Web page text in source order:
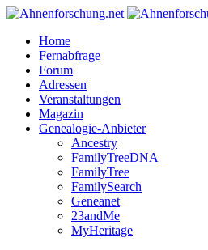
Home
Fernabfrage
Forum
Adressen
Veranstaltungen
Magazin
Genealogie-Anbieter
Ancestry
FamilyTreeDNA
FamilyTree
FamilySearch
Geneanet
23andMe
MyHeritage